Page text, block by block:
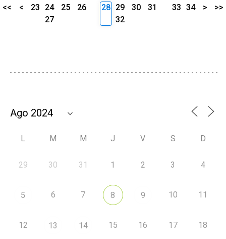
<< < 23 24 25
26
27
28 29 30
31
32
33 34 > >>
L M M J V S D
29 30 31 1 2 3 4
5 6 7 8 9 10 11
12 13 14 15 16 17 18